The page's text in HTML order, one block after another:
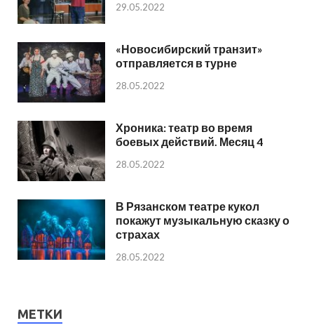
29.05.2022
«Новосибирский транзит»
отправляется в турне
28.05.2022
Хроника: театр во время
боевых действий. Месяц 4
28.05.2022
В Рязанском театре кукол
покажут музыкальную сказку о
страхах
28.05.2022
МЕТКИ